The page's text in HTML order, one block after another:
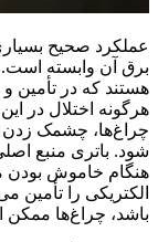
عملکرد صحیح
برق آن وابسته است.
هستند که در تأمین
هرگونه اختلال در
چراغ‌ها، چشمک
شود. باتری منبع
هنگام خاموش بودن
الکتریکی را تأمین
باشد، چراغ‌ها